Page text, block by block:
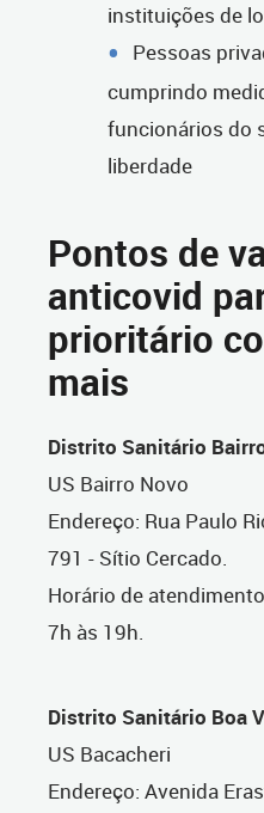
instituições de
Pessoas
cumprindo
funcionários do
liberdade
Pontos de
anticovid
prioritário
mais
Distrito Sanitário
US Bairro Novo
Endereço: Rua Paulo
791 - Sítio Cercado.
Horário de
7h às 19h.
Distrito Sanitário Boa
US Bacacheri
Endereço: Avenida